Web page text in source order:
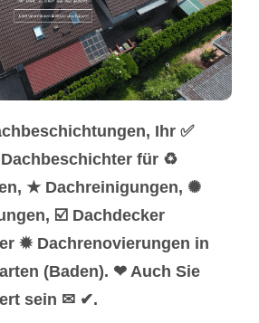
Ihr ✅
für ♻
★ Dachreinigungen, ✺
☑️ Dachdecker
✹ Dachrenovierungen in
(Baden). ❤ Auch Sie
sein ✉ ✔.